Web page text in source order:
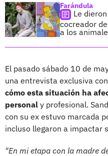
Farándula
Le
cocreador
a los
El pasado sábado 10 de
una entrevista exclusiva
cómo esta situación ha
personal y profesional.
con su ex estuvo marcada
incluso llegaron a impactar
"En mi etapa con la madre